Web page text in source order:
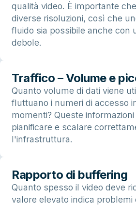
qualità video. È importante
diverse risoluzioni, così che
fluido sia possibile anche con
debole.
Traffico – Volume e
Quanto volume di dati viene
fluttuano i numeri di accesso
momenti? Queste informazioni
pianificare e scalare
l'infrastruttura.
Rapporto di buffering
Quanto spesso il video deve
valore elevato indica problemi